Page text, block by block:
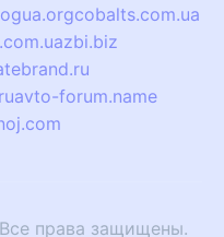
cobalts.com.ua
zbi.biz
avto-forum.name
права защищены.